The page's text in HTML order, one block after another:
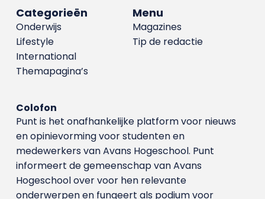
Menu
Magazines
Tip de redactie
Categorieën
Onderwijs
Lifestyle
International
Themapagina’s
Colofon
Punt is het onafhankelijke platform voor nieuws
en opinievorming voor studenten en
medewerkers van Avans Hoge­school. Punt
informeert de gemeenschap van Avans
Hogeschool over voor hen relevante
onderwerpen en fungeert als podium voor